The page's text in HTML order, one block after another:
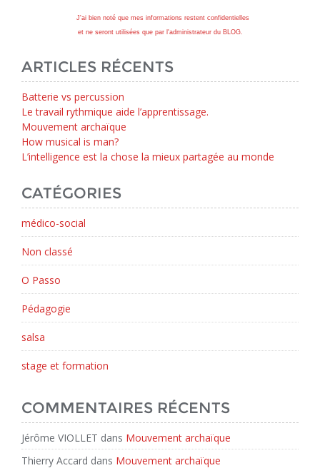
J'ai bien noté que mes informations restent confidentielles
et ne seront utilisées que par l'administrateur du BLOG.
ARTICLES RÉCENTS
Batterie vs percussion
Le travail rythmique aide l’apprentissage.
Mouvement archaïque
How musical is man?
L’intelligence est la chose la mieux partagée au monde
CATÉGORIES
médico-social
Non classé
O Passo
Pédagogie
salsa
stage et formation
COMMENTAIRES RÉCENTS
Jérôme VIOLLET dans Mouvement archaïque
Thierry Accard dans Mouvement archaïque